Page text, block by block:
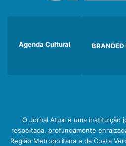
Agenda Cultural BRANDED
O Jornal Atual é uma instituição
respeitada, profundamente
Região Metropolitana e da Costa